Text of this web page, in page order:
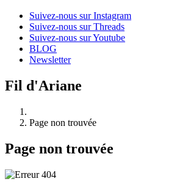
Suivez-nous sur Instagram
Suivez-nous sur Threads
Suivez-nous sur Youtube
BLOG
Newsletter
Fil d'Ariane
Page non trouvée
Page non trouvée